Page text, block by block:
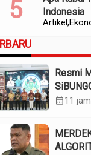
Artikel
Indonesia
Resmi
calendar_month11